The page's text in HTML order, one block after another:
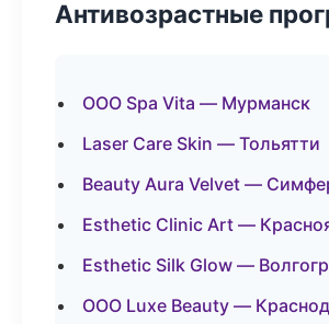
Антивозрастные
ООО Spa Vita — Мурманск
Laser Care Skin — Тольятти
Beauty Aura Velvet —
Esthetic Clinic Art —
Esthetic Silk Glow —
ООО Luxe Beauty —